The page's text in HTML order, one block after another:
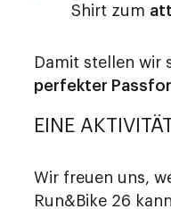
Shirt zum
Damit stellen wir
perfekter
EINE
Wir freuen uns,
Run&Bike 26